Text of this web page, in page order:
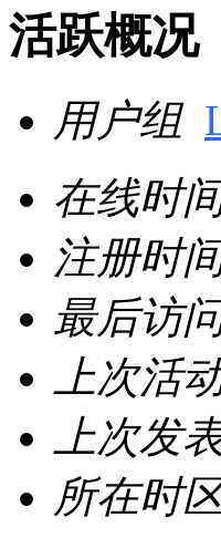
活跃概况
用户组
在线时
注册时
最后访
上次活
上次发
所在时